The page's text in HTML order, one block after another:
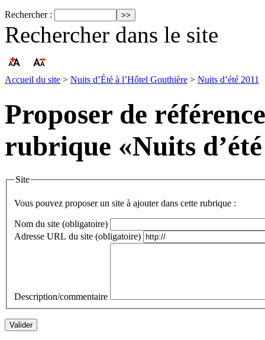
Rechercher :
Rechercher dans le site
Accueil du site > Nuits d’Été à l’Hôtel Gouthière > Nuits d’été 2011
Proposer de
rubrique «Nuits
Site
Vous pouvez proposer un site à ajouter dans cette rubrique :
Nom du site (obligatoire)
Adresse URL du site (obligatoire)
Description/commentaire